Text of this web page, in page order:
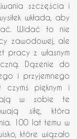
szczęścia i
wkłada, aby
Widać to nie
zawodowej, ale
z własnym
Dążenie do
i przyjemnego
pięknym i
w sobie te
siłę, która
100 lat temu w
które wiązało